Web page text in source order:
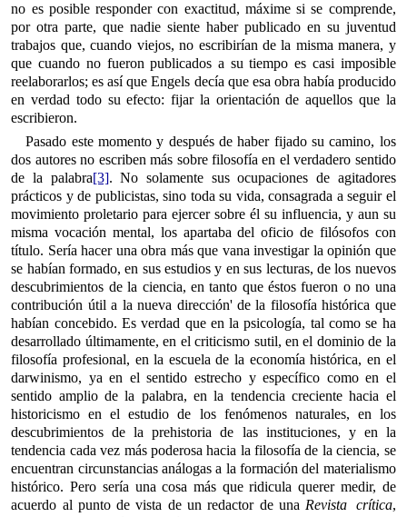
no es posible responder con exactitud, máxime si se comprende,
por otra parte, que nadie siente haber publicado en su juventud
trabajos que, cuando viejos, no escribirían de la misma manera, y
que cuando no fueron publicados a su tiempo es casi imposible
reelaborarlos; es así que Engels decía que esa obra había producido
en verdad todo su efecto: fijar la orientación de aquellos que la
escribieron.
Pasado este momento y después de haber fijado su camino, los
dos autores no escriben más sobre filosofía en el verdadero sentido
de la palabra[3]. No solamente sus ocupaciones de agitadores
prácticos y de publicistas, sino toda su vida, consagrada a seguir el
movimiento proletario para ejercer sobre él su influencia, y aun su
misma vocación mental, los apartaba del oficio de filósofos con
título. Sería hacer una obra más que vana investigar la opinión que
se habían formado, en sus estudios y en sus lecturas, de los nuevos
descubrimientos de la ciencia, en tanto que éstos fueron o no una
contribución útil a la nueva dirección' de la filosofía histórica que
habían concebido. Es verdad que en la psicología, tal como se ha
desarrollado últimamente, en el criticismo sutil, en el dominio de la
filosofía profesional, en la escuela de la economía histórica, en el
darwinismo, ya en el sentido estrecho y específico como en el
sentido amplio de la palabra, en la tendencia creciente hacia el
historicismo en el estudio de los fenómenos naturales, en los
descubrimientos de la prehistoria de las instituciones, y en la
tendencia cada vez más poderosa hacia la filosofía de la ciencia, se
encuentran circunstancias análogas a la formación del materialismo
histórico. Pero sería una cosa más que ridicula querer medir, de
acuerdo al punto de vista de un redactor de una Revista crítica,